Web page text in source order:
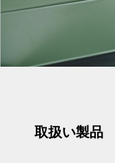
取扱い製品